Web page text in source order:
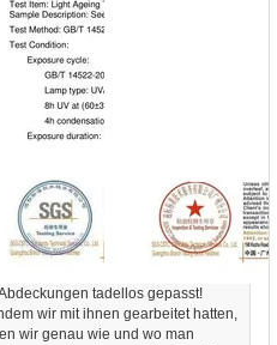
Abdeckungen tadellos gepasst!
wir mit ihnen gearbeitet hatten,
wir genau wie und wo man